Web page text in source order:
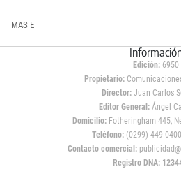
MAS E
Edición: 6950
Propietario:
Director: Juan Carlos
Editor General:Ángel
Domicilio:Fotheringham 445,
Teléfono: (0299) 449
Contacto comercial:
Registro DNA: